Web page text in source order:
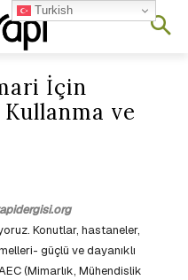
İçin
ve
Konutlar, hastaneler,
güçlü ve dayanıklı
(Mimarlık, Mühendislik
Turkish